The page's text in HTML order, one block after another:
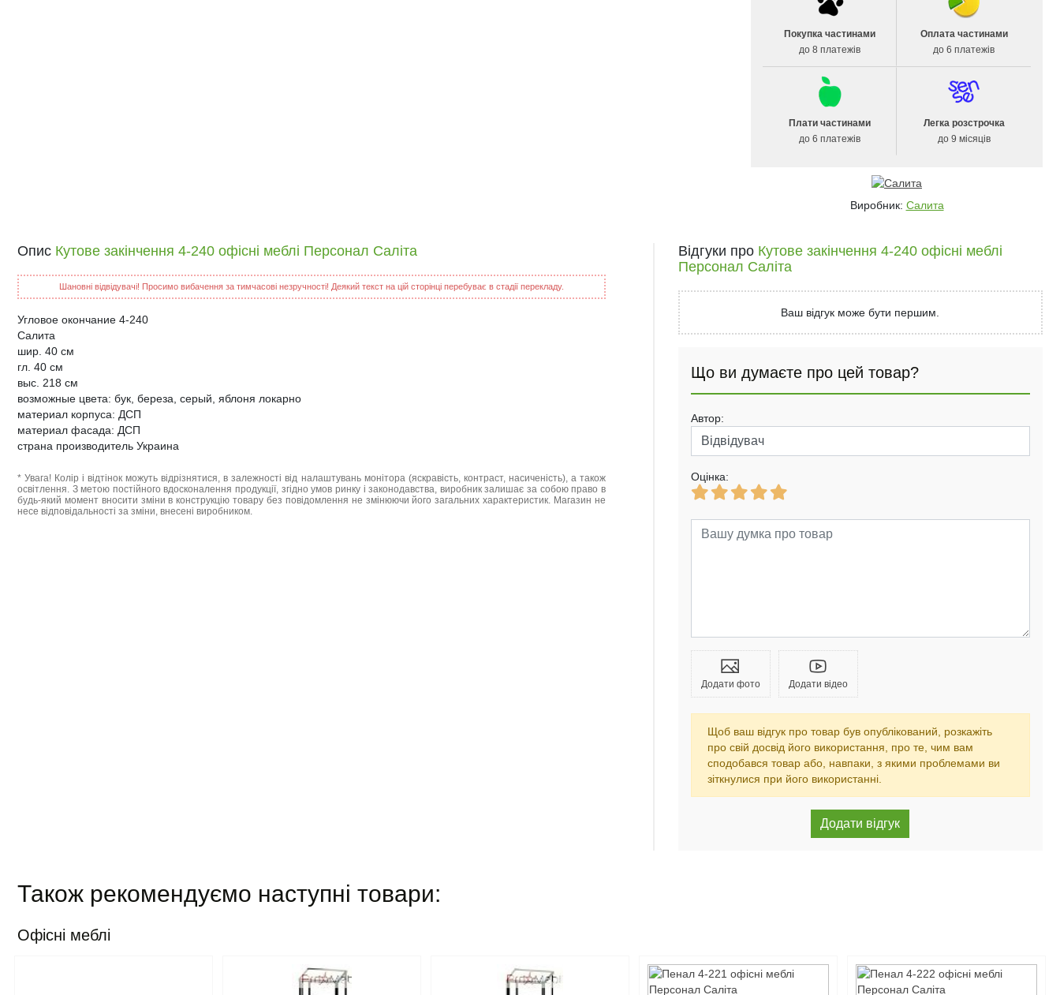
Покупка частинами
до 8 платежів
Оплата частинами
до 6 платежів
Плати частинами
до 6 платежів
Легка розстрочка
до 9 місяців
Виробник: Салита
Опис Кутове закінчення 4-240 офісні меблі Персонал Саліта
Шановні відвідувачі! Просимо вибачення за тимчасові незручності! Деякий текст на цій сторінці перебуває в стадії перекладу.
Угловое окончание 4-240
Салита
шир. 40 см
гл. 40 см
выс. 218 см
возможные цвета: бук, береза, серый, яблоня локарно
материал корпуса: ДСП
материал фасада: ДСП
страна производитель Украина
* Увага! Колір і відтінок можуть відрізнятися, в залежності від налаштувань монітора (яскравість, контраст, насиченість), а також
освітлення. З метою постійного вдосконалення продукції, згідно умов ринку і законодавства, виробник залишає за собою право в
будь-який момент вносити зміни в конструкцію товару без повідомлення не змінюючи його загальних характеристик. Магазин не
несе відповідальності за зміни, внесені виробником.
Відгуки про Кутове закінчення 4-240 офісні меблі
Персонал Саліта
Ваш відгук може бути першим.
Що ви думаєте про цей товар?
Автор:
Оцінка:
Додати фото Додати відео
Щоб ваш відгук про товар був опублікований, розкажіть
про свій досвід його використання, про те, чим вам
сподобався товар або, навпаки, з якими проблемами ви
зіткнулися при його використанні.
Також рекомендуємо наступні товари:
Офісні меблі